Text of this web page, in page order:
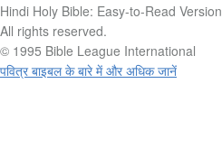
Hindi Holy Bible: Easy-to-Read Version
All rights reserved.
© 1995 Bible League International
पवित्र बाइबल के बारे में और अधिक जानें